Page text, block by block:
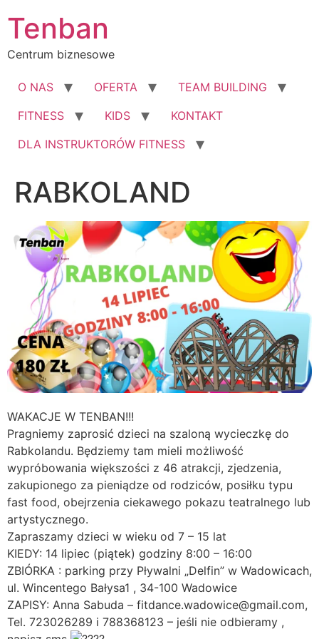
do
treści
Tenban
Centrum biznesowe
O NAS OFERTA
TEAM BUILDING
FITNESS
KIDS
KONTAKT
DLA INSTRUKTORÓW FITNESS
RABKOLAND
WAKACJE W TENBAN!!!
Pragniemy zaprosić dzieci na szaloną wycieczkę do
Rabkolandu. Będziemy tam mieli możliwość
wypróbowania większości z 46 atrakcji, zjedzenia,
zakupionego za pieniądze od rodziców, posiłku typu
fast food, obejrzenia ciekawego pokazu teatralnego lub
artystycznego.
Zapraszamy dzieci w wieku od 7 – 15 lat
KIEDY: 14 lipiec (piątek) godziny 8:00 – 16:00
ZBIÓRKA : parking przy Pływalni „Delfin” w Wadowicach,
ul. Wincentego Bałysa1 , 34-100 Wadowice
ZAPISY: Anna Sabuda – fitdance.wadowice@gmail.com,
Tel. 723026289 i 788368123 – jeśli nie odbieramy ,